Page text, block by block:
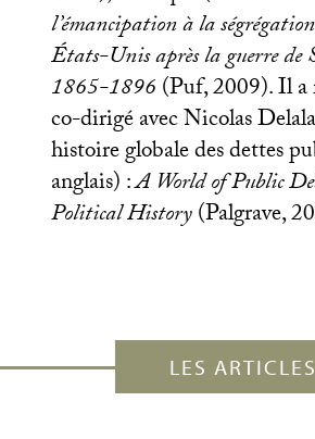
l’émancipation à la
États-Unis après la guerre de
1865-1896(Puf, 2009). Il
co-dirigé avec Nicolas
histoire globale des dettes
anglais) :A World of Public
Political History(Palgrave,
LES ARTICLES